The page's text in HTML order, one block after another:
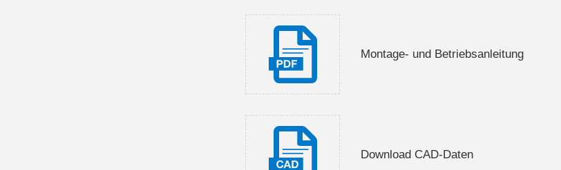
Montage- und Betriebsanleitung
Download CAD-Daten